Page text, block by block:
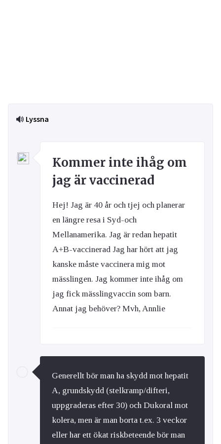
Lyssna
Kommer inte ihåg om
jag är vaccinerad
Hej! Jag är 40 år och tjej och planerar
en längre resa i Syd-och
Mellanamerika. Jag är redan hepatit
A+B-vaccinerad Jag har hört att jag
kanske måste vaccinera mig mot
mässlingen. Jag kommer inte ihåg om
jag fick mässlingvaccin som barn.
Annat jag behöver? Mvh, Annlie
Generellt bör man ha skydd mot hepatit
A, grundskydd (stelkramp/difteri,
uppgraderas efter 30) och Dukoral mot
kolera, men är man borta t.ex. 3 veckor
eller har ett ökat riskbeteende bör man